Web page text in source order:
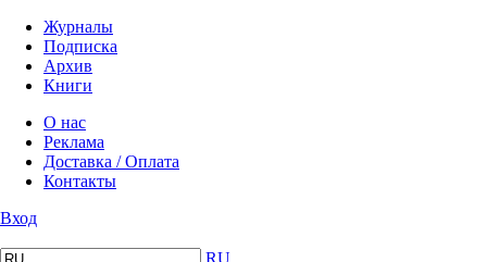
Журналы
Подписка
Архив
Книги
О нас
Реклама
Доставка / Оплата
Контакты
Вход
RU